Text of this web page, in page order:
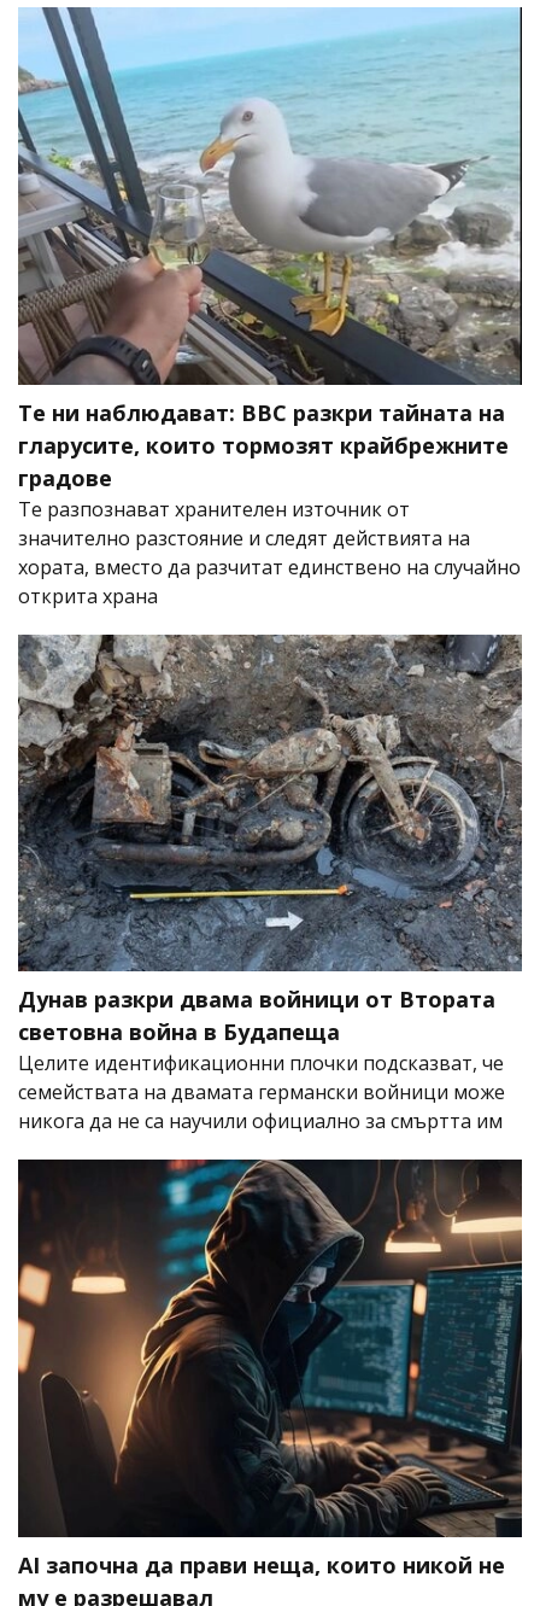
Те ни наблюдават: BBC разкри тайната на
гларусите, които тормозят крайбрежните
градове
Те разпознават хранителен източник от
значително разстояние и следят действията на
хората, вместо да разчитат единствено на случайно
открита храна
Дунав разкри двама войници от Втората
световна война в Будапеща
Целите идентификационни плочки подсказват, че
семействата на двамата германски войници може
никога да не са научили официално за смъртта им
AI започна да прави неща, които никой не
му е разрешавал